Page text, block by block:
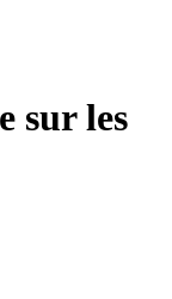
sur les